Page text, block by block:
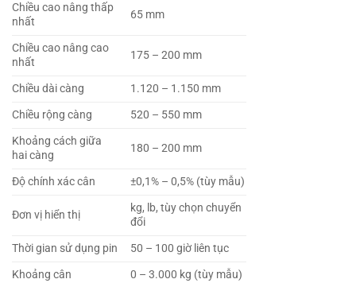
Chiều cao nâng thấp
nhất
65 mm
Chiều cao nâng cao
nhất
175 – 200 mm
Chiều dài càng
1.120 – 1.150 mm
Chiều rộng càng
520 – 550 mm
Khoảng cách giữa
hai càng
180 – 200 mm
Độ chính xác cân ±0,1% – 0,5% (tùy mẫu)
Đơn vị hiển thị
kg, lb, tùy chọn chuyển
đổi
Thời gian sử dụng pin
50 – 100 giờ liên tục
Khoảng cân
0 – 3.000 kg (tùy mẫu)